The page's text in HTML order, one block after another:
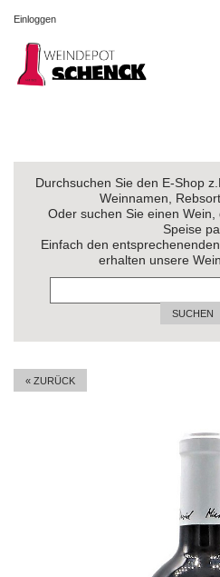
Einloggen
Durchsuchen Sie den E-Shop
Weinnamen,
Oder suchen Sie einen
Speise
Einfach den
erhalten unsere
SUCHEN
« ZURÜCK